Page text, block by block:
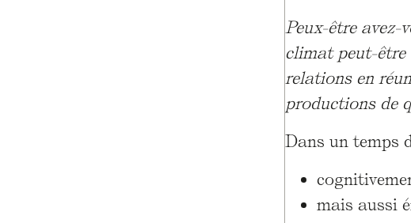
Peux-être avez-
climat peut-être
relations en
productions de
Dans un temps
mais aussi